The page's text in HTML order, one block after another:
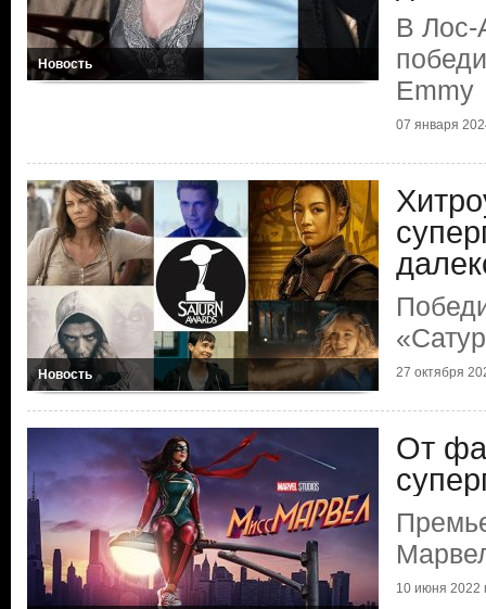
Новость
В Лос-
Emmy
07 января
Новость 27 октября
От
10 июня 2022